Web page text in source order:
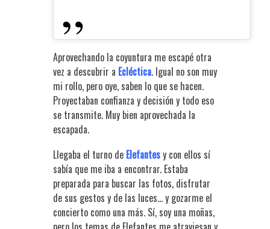
Aprovechando la coyuntura me escapé otra
vez a descubrir a Ecléctica. Igual no son muy
mi rollo, pero oye, saben lo que se hacen.
Proyectaban confianza y decisión y todo eso
se transmite. Muy bien aprovechada la
escapada.
Llegaba el turno de Elefantesy con ellos sí
sabía que me iba a encontrar. Estaba
preparada para buscar las fotos, disfrutar
de sus gestos y de las luces… y gozarme el
concierto como una más. Sí, soy una moñas,